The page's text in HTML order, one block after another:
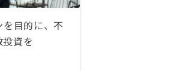
目的に、不
資を